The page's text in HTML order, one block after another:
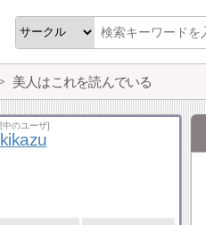
美人はこれを読んでいる
中のユーザ]